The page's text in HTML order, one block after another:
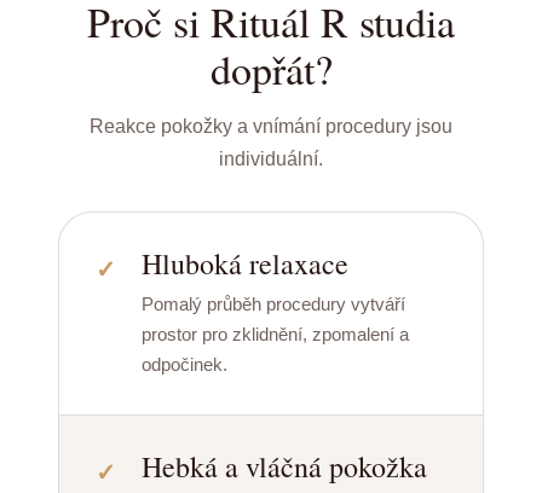
Proč si Rituál R studia
dopřát?
Reakce pokožky a vnímání procedury jsou
individuální.
Hluboká relaxace
Pomalý průběh procedury vytváří
prostor pro zklidnění, zpomalení a
odpočinek.
Hebká a vláčná pokožka